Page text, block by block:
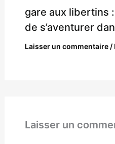
gare aux libertins
de s’aventurer
Laisser un commentaire /
Laisser un